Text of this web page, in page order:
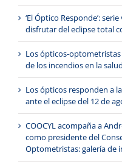
‘El Óptico Responde’:
disfrutar del eclipse total
Los ópticos-
de los incendios en la
Los ópticos responden a
ante el eclipse del 12 de
COOCYL acompaña a
como presidente del
Optometristas: galería de